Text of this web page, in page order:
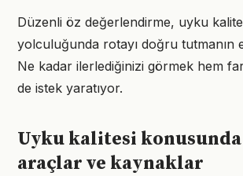
Düzenli öz değerlendirme, uyku
yolculuğunda rotayı doğru tutmanın
Ne kadar ilerlediğinizi görmek hem
de istek yaratıyor.
Uyku kalitesi
araçlar ve kaynaklar